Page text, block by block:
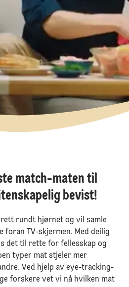
match-maten til
bevist!
rundt hjørnet og vil samle
foran TV-skjermen. Med deilig
det til rette for fellesskap og
typer mat stjeler mer
Ved hjelp av eye-tracking-
forskere vet vi nå hvilken mat